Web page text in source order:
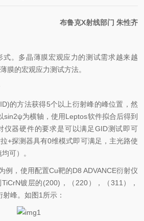
布鲁克X射线部门 朱性齐
式。多晶薄膜宏观应力的测试需求越来越
膜的宏观应力测试方法。
的方法获得5个以上衍射峰的峰位置，然
sin2ψ为横轴，使用Leptos软件拟合后得到
仪器硬件的要求是可以满足GID测试即可
+探测器具有0维模式即可满足，主光路使
可）。
例，使用配置Cu靶的D8 ADVANCE衍射仪
镀层的(200)，（220），（311），
射峰。如图1所示：